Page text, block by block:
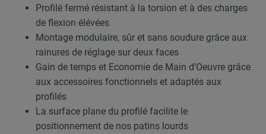
Profilé fermé résistant à la torsion et à des charges
de flexion élévées
Montage modulaire, sûr et sans soudure grâce aux
rainures de réglage sur deux faces
Gain de temps et Economie de Main d’Oeuvre grâce
aux accessoires fonctionnels et adaptés aux
profilés
La surface plane du profilé facilite le
positionnement de nos patins lourds